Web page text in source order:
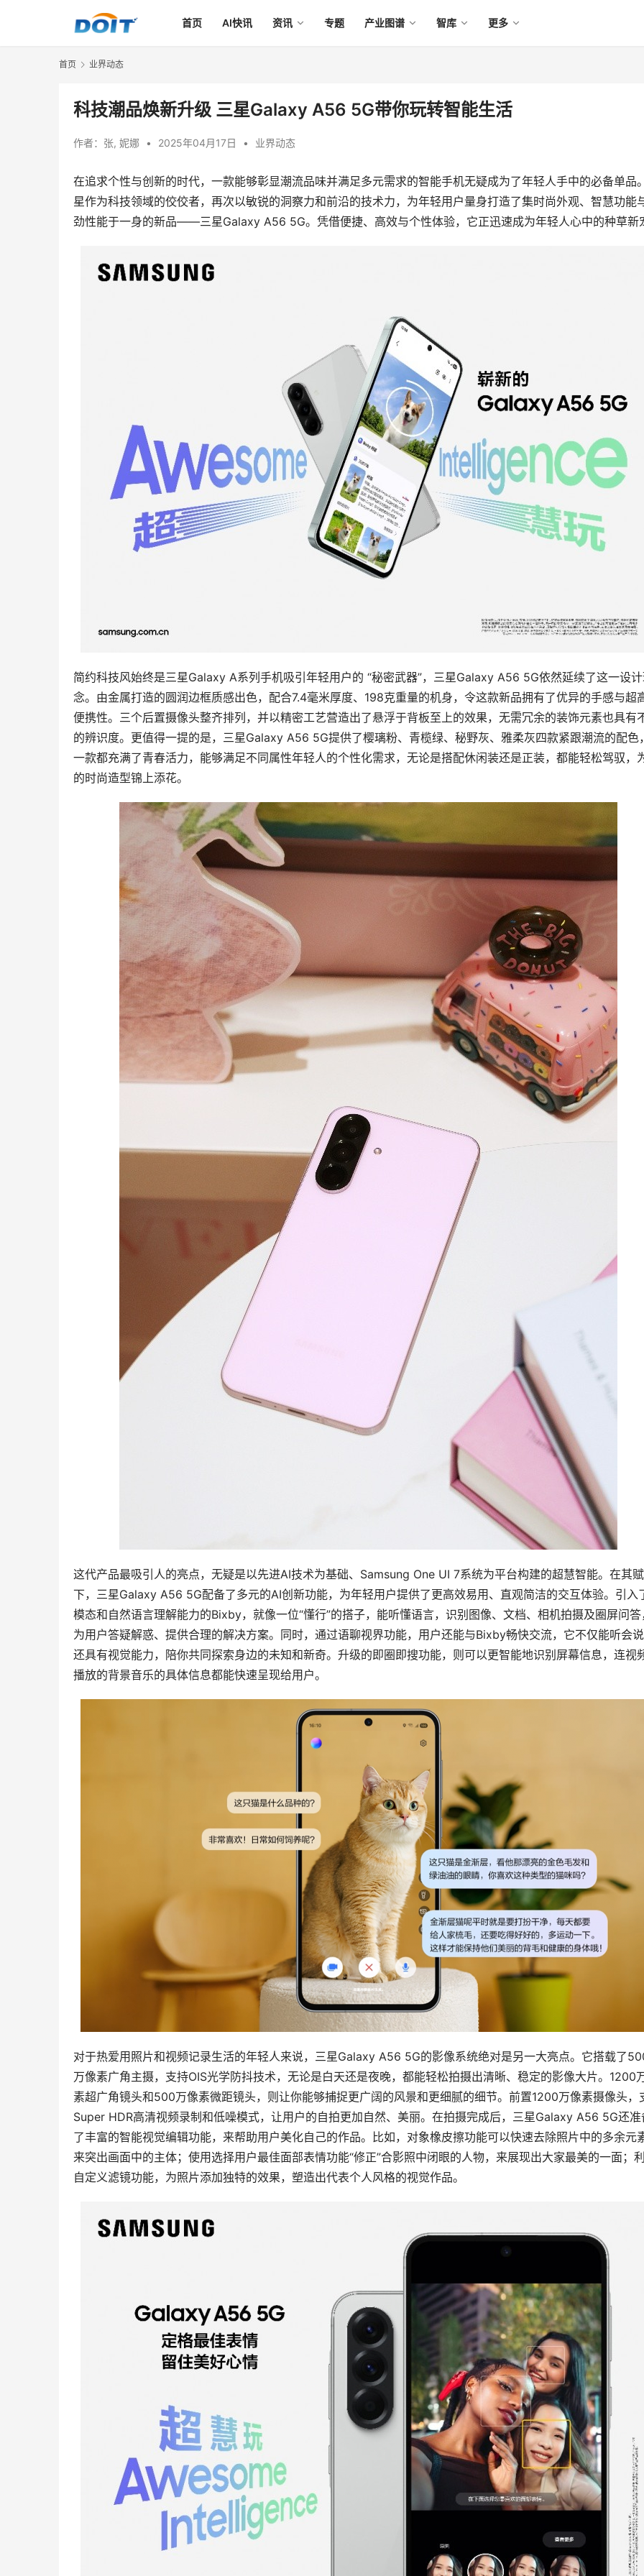
首页 AI快讯 资讯 专题 产业图谱 智库 更多
首页 业界动态
科技潮品焕新升级 三星Galaxy A56 5G带你玩转智能生活
作者： 张, 妮娜 • 2025年04月17日 • 业界动态
在追求个性与创新的时代，一款能够彰显潮流品味并满足多元需求的智能手机无疑成为了年轻人手中的必备单品
星作为科技领域的佼佼者，再次以敏锐的洞察力和前沿的技术力，为年轻用户量身打造了集时尚外观、智慧功能
劲性能于一身的新品——三星Galaxy A56 5G。凭借便捷、高效与个性体验，它正迅速成为年轻人心中的种草新
简约科技风始终是三星Galaxy A系列手机吸引年轻用户的 “秘密武器”，三星Galaxy A56 5G依然延续了这一设
念。由金属打造的圆润边框质感出色，配合7.4毫米厚度、198克重量的机身，令这款新品拥有了优异的手感与超
便携性。三个后置摄像头整齐排列，并以精密工艺营造出了悬浮于背板至上的效果，无需冗余的装饰元素也具有
的辨识度。更值得一提的是，三星Galaxy A56 5G提供了樱璃粉、青榄绿、秘野灰、雅柔灰四款紧跟潮流的配色
一款都充满了青春活力，能够满足不同属性年轻人的个性化需求，无论是搭配休闲装还是正装，都能轻松驾驭，
的时尚造型锦上添花。
这代产品最吸引人的亮点，无疑是以先进AI技术为基础、Samsung One UI 7系统为平台构建的超慧智能。在其
下，三星Galaxy A56 5G配备了多元的AI创新功能，为年轻用户提供了更高效易用、直观简洁的交互体验。引入
模态和自然语言理解能力的Bixby，就像一位“懂行”的搭子，能听懂语言，识别图像、文档、相机拍摄及圈屏问答
为用户答疑解惑、提供合理的解决方案。同时，通过语聊视界功能，用户还能与Bixby畅快交流，它不仅能听会说
还具有视觉能力，陪你共同探索身边的未知和新奇。升级的即圈即搜功能，则可以更智能地识别屏幕信息，连视
播放的背景音乐的具体信息都能快速呈现给用户。
对于热爱用照片和视频记录生活的年轻人来说，三星Galaxy A56 5G的影像系统绝对是另一大亮点。它搭载了
万像素广角主摄，支持OIS光学防抖技术，无论是白天还是夜晚，都能轻松拍摄出清晰、稳定的影像大片。1200
素超广角镜头和500万像素微距镜头，则让你能够捕捉更广阔的风景和更细腻的细节。前置1200万像素摄像头，
Super HDR高清视频录制和低噪模式，让用户的自拍更加自然、美丽。在拍摄完成后，三星Galaxy A56 5G还准
了丰富的智能视觉编辑功能，来帮助用户美化自己的作品。比如，对象橡皮擦功能可以快速去除照片中的多余元素
来突出画面中的主体；使用选择用户最佳面部表情功能“修正”合影照中闭眼的人物，来展现出大家最美的一面；
自定义滤镜功能，为照片添加独特的效果，塑造出代表个人风格的视觉作品。